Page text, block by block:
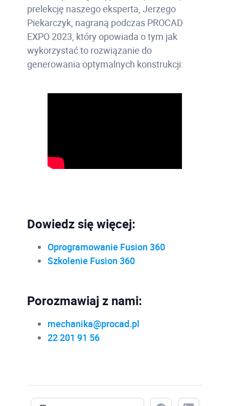
prelekcję naszego eksperta, Jerzego
Piekarczyk, nagraną podczas PROCAD
EXPO 2023, który opowiada o tym jak
wykorzystać to rozwiązanie do
generowania optymalnych konstrukcji:
Dowiedz się więcej:
Oprogramowanie Fusion 360
Szkolenie Fusion 360
Porozmawiaj z nami:
mechanika@procad.pl
22 201 91 56